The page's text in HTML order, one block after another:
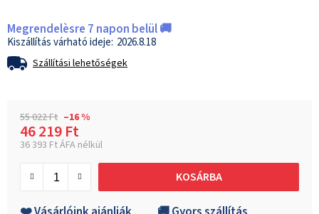
Megrendelèsre 7 napon belül 🚚
2026.8.18
Szállítási lehetőségek
55 022 Ft –16 %
46 219 Ft
36 393 Ft ÁFA nélkül
KOSÁRBA